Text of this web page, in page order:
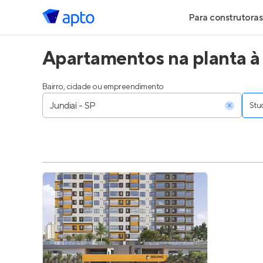
Para construtoras
Geração de
Geração de
Parcerias
Anunciar
Entrar no
Apartamentos na planta
Bairro, cidade ou empreendimento